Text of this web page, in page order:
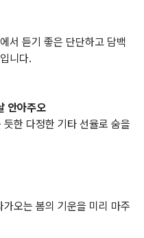
서 듣기 좋은 단단하고 담백
니다.
안아주오
한 다정한 기타 선율로 숨을
오는 봄의 기운을 미리 마주